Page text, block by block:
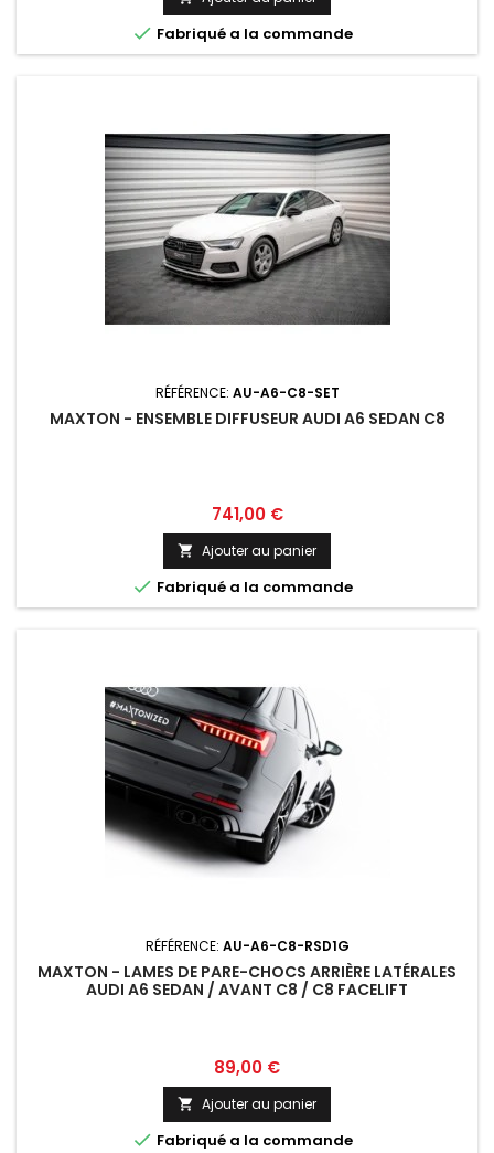
 Fabriqué a la commande
RÉFÉRENCE: AU-A6-C8-SET
MAXTON - ENSEMBLE DIFFUSEUR AUDI A6 SEDAN C8
Prix
741,00 €
 Ajouter au panier
 Fabriqué a la commande
RÉFÉRENCE: AU-A6-C8-RSD1G
MAXTON - LAMES DE PARE-CHOCS ARRIÈRE LATÉRALES
AUDI A6 SEDAN / AVANT C8 / C8 FACELIFT
Prix
89,00 €
 Ajouter au panier
 Fabriqué a la commande